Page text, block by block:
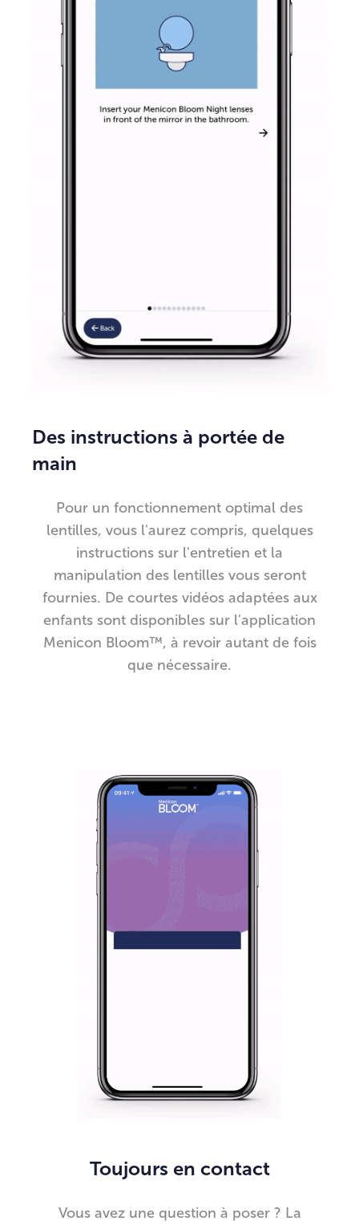
Des instructions à portée de
main
Pour un fonctionnement optimal des
lentilles, vous l'aurez compris, quelques
instructions sur l'entretien et la
manipulation des lentilles vous seront
fournies. De courtes vidéos adaptées aux
enfants sont disponibles sur l'application
Menicon Bloom™, à revoir autant de fois
que nécessaire.
Toujours en contact
Vous avez une question à poser ? La